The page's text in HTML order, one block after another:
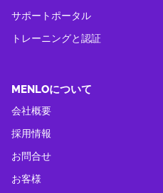
サポートポータル
トレーニングと認証
MENLOについて
会社概要
採用情報
お問合せ
お客様